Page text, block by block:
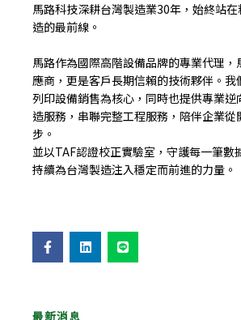
馬路科技深耕台灣製造業30年，始終站
造的最前線。
馬路作為國際高階設備品牌的專業代理
應商，更是客戶長期信賴的技術夥伴。我
列印設備銷售為核心，同時也提供專業逆
造服務，串聯完整工程服務，陪伴企業從
步。
並以TAF認證校正實驗室，守護每一筆數
持續為台灣製造注入穩定而前進的力量。
F
a
c
o
L
i
n
L
i
n
最新消息